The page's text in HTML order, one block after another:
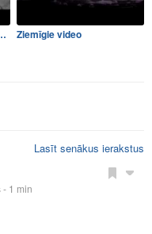
Ziemīgie video
Lasīt senākus ierakstus
- 1 min